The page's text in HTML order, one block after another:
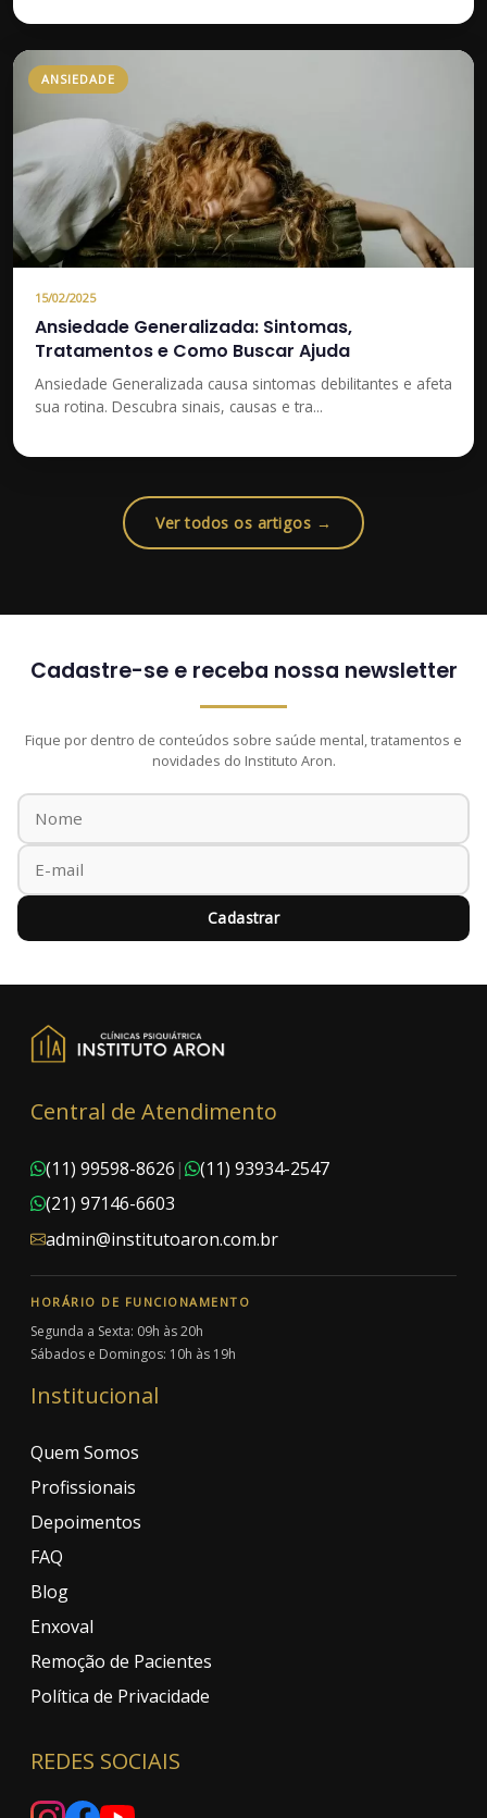
ANSIEDADE
15/02/2025
Ansiedade Generalizada: Sintomas,
Tratamentos e Como Buscar Ajuda
Ansiedade Generalizada causa sintomas debilitantes e afeta
sua rotina. Descubra sinais, causas e tra...
Ver todos os artigos →
Cadastre-se e receba nossa newsletter
Fique por dentro de conteúdos sobre saúde mental, tratamentos e
novidades do Instituto Aron.
Cadastrar
Central de Atendimento
(11) 99598-8626 |
(11) 93934-2547
(21) 97146-6603
admin@institutoaron.com.br
HORÁRIO DE FUNCIONAMENTO
Segunda a Sexta: 09h às 20h
Sábados e Domingos: 10h às 19h
Institucional
Quem Somos
Profissionais
Depoimentos
FAQ
Blog
Enxoval
Remoção de Pacientes
Política de Privacidade
REDES SOCIAIS